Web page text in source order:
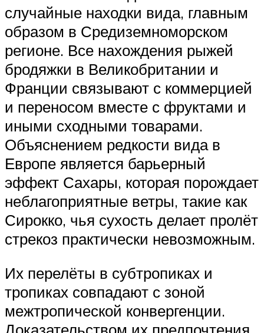
случайные находки вида, главным
образом в Средиземноморском
регионе. Все нахождения рыжей
бродяжки в Великобритании и
Франции связывают с коммерцией
и переносом вместе с фруктами и
иными сходными товарами.
Объяснением редкости вида в
Европе является барьерный
эффект Сахары, которая порождает
неблагоприятные ветры, такие как
Сирокко, чья сухость делает пролёт
стрекоз практически невозможным.
Их перелёты в субтропиках и
тропиках совпадают с зоной
межтропической конвергенции.